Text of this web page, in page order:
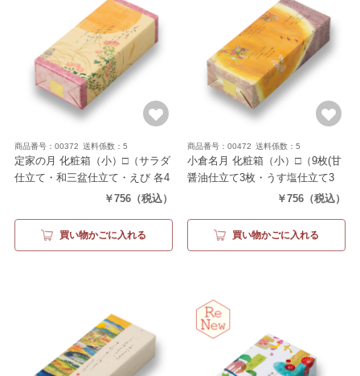
商品番号：00372 送料係数：5
定家の月 化粧箱（小）□（サラダ
仕立て・和三盆仕立て・えび 各4
￥756 （税込）
買い物かごに入れる
商品番号：00472 送料係数：5
小倉名月 化粧箱（小）□（9枚(甘
醤油仕立て3枚・うす塩仕立て3
枚・カレー仕立て3枚)）
￥756 （税込）
買い物かごに入れる